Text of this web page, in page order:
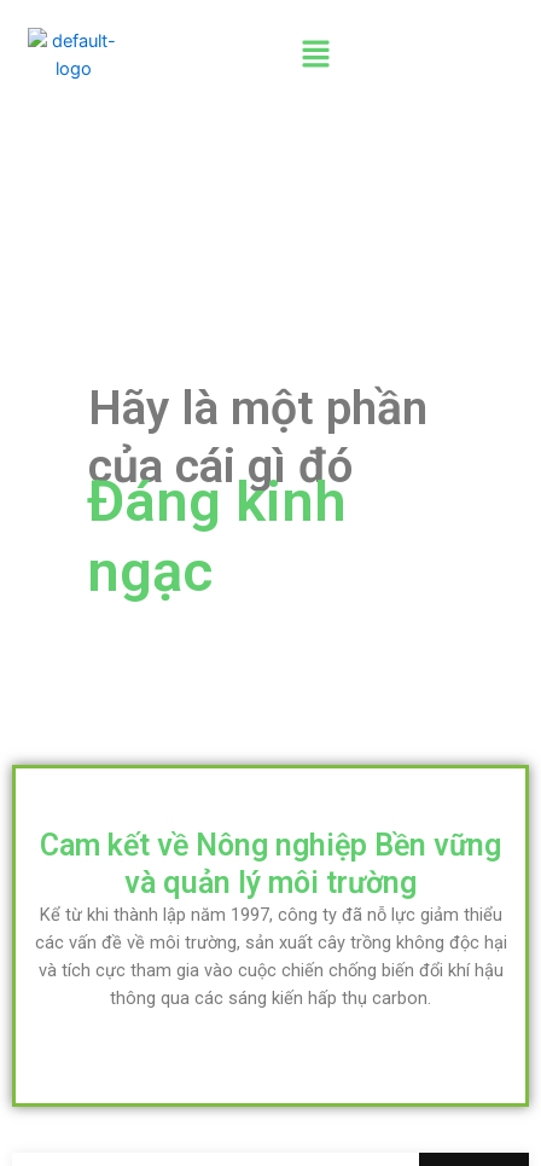
content
Menu
Hãy là một phần
của cái gì đó
Đáng kinh
ngạc
Cam kết về Nông nghiệp Bền vững
và quản lý môi trường
Kể từ khi thành lập năm 1997, công ty đã nỗ lực giảm thiểu
các vấn đề về môi trường, sản xuất cây trồng không độc hại
và tích cực tham gia vào cuộc chiến chống biến đổi khí hậu
thông qua các sáng kiến hấp thụ carbon.